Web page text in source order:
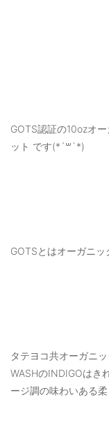
GOTS認証の10ozオ
ット です(*´꒳`*)
GOTSとはオーガニ
タテヨコ共オーガニ
WASHのINDIGOはき
ージ調の味わいある